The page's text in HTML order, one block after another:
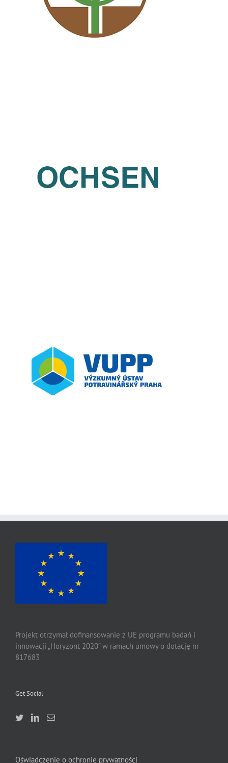
Czech Republic Partners
Tomas Ignac Fenix (OCHSEN)
Vyzkumny Ustav Potravinarsky Praha – VUPP
Czech Republic Partners
Projekt otrzymał dofinansowanie z UE programu badań i
innowacji „Horyzont 2020” w ramach umowy o dotację nr
817683
Get Social
Oświadczenie o ochronie prywatności